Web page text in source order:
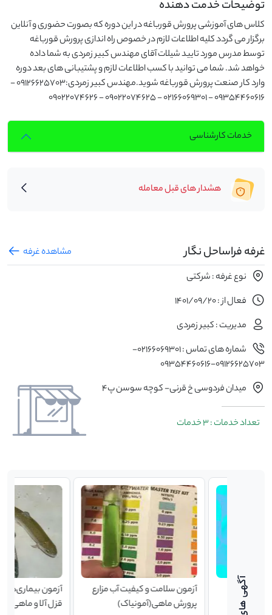
توضیحات خدمت دهنده
کلاس های آموزشی پرورش قورباغه در این دوره که بصورت حضوری و آنلاین
برگزار می گردد کلیه اطلاعات لازم در خصوص راه اندازی پرورش قورباغه
توسط مدرس مورد تایید شیلات آقای مهندس کبیر زمردی به شما داده
خواهد شد. شما می توانید با کسب اطلاعات لازم و پشتیبانی های بعد دوره
وارد کار صنعت پرورش قورباغه شوید.مهندس کبیر زمردی:۰۹۱۲۶۶۲۵۷۰۳ -
۰۹۳۵۴۴۶۰۶۱۶ - ۰۲۱۶۶۰۶۹۳۰۱ - ۰۹۰۲۲۰۷۴۶۲۵ - ۰۹۰۲۲۰۷۴۶۲۶
خدمات کارشناسی
هشدار های قبل معامله
غرفه فراساحل نگار
مشاهده غرفه
نوع غرفه : شرکتی
فعال از : 1401/09/20
مدیریت : کبیر زمردی
شماره های تماس : 02166069301-
09126625703-09354460616
میدان فردوسی خ قرنی- کوچه سوسن پ4
تعداد خدمات : 3 خدمات
آزمون سلامت و کیفیت آب مزارع
پرورش ماهی(آمونیاک)
آزمون بیماری‌‌‌‌‌های